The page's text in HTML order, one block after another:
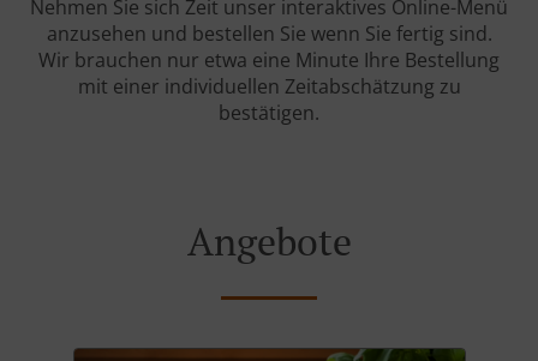
Nehmen Sie sich Zeit unser interaktives Online-Menü
anzusehen und bestellen Sie wenn Sie fertig sind.
Wir brauchen nur etwa eine Minute Ihre Bestellung
mit einer individuellen Zeitabschätzung zu
bestätigen.
Angebote